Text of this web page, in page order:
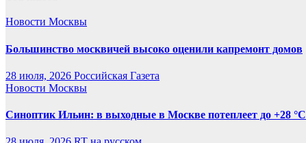
Новости Москвы
Большинство москвичей высоко оценили капремонт домов
28 июля, 2026 Российская Газета
Новости Москвы
Синоптик Ильин: в выходные в Москве потеплеет до +28 °C